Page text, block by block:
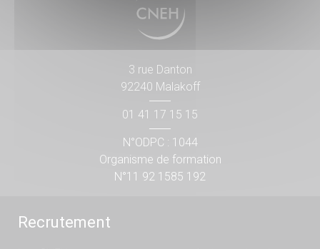
3 rue Danton
92240 Malakoff
01 41 17 15 15
N°ODPC : 1044
Organisme de formation
N°11 92 1585 192
Recrutement